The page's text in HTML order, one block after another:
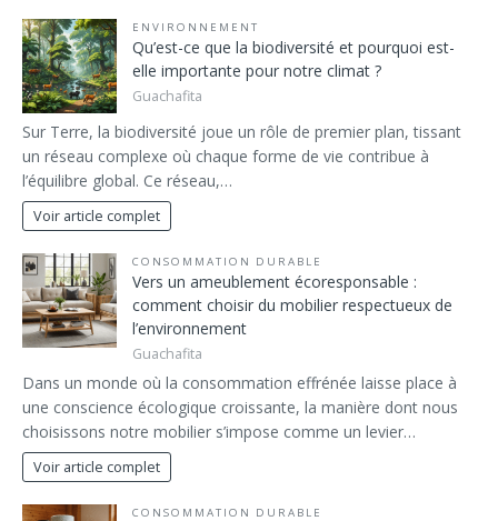
ENVIRONNEMENT
Qu’est-ce que la biodiversité et pourquoi est-
elle importante pour notre climat ?
Guachafita
Sur Terre, la biodiversité joue un rôle de premier plan, tissant
un réseau complexe où chaque forme de vie contribue à
l’équilibre global. Ce réseau,…
Voir article complet
CONSOMMATION DURABLE
Vers un ameublement écoresponsable :
comment choisir du mobilier respectueux de
l’environnement
Guachafita
Dans un monde où la consommation effrénée laisse place à
une conscience écologique croissante, la manière dont nous
choisissons notre mobilier s’impose comme un levier…
Voir article complet
CONSOMMATION DURABLE